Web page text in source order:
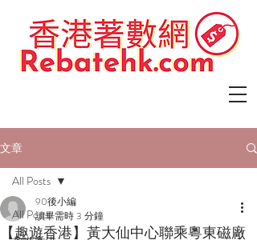
文章
All Posts
All Posts
【趣遊香港】黃大仙中心聯乘粵東磁廠
90後小編
讀畢需時 3 分鐘